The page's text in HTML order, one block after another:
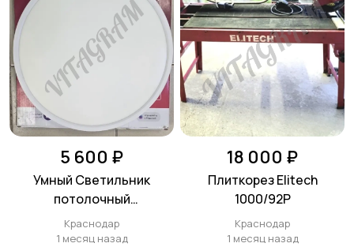
Красота и здоровье Хэндмейд
Стройматериалы и
инструменты
Видеокурсы
5 600 ₽
Умный Светильник
потолочный
светодиодный
Краснодар
1 месяц назад
18 000 ₽
Плиткорез Elitech
1000/92Р
Краснодар
1 месяц назад